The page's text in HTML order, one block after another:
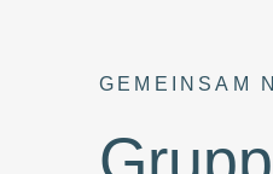
GEMEINSAM